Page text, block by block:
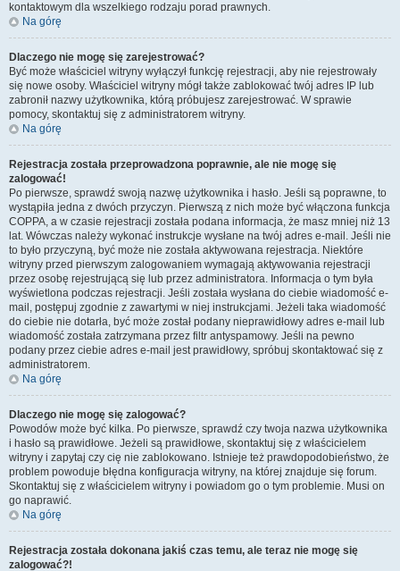
kontaktowym dla wszelkiego rodzaju porad prawnych.
Na górę
Dlaczego nie mogę się zarejestrować?
Być może właściciel witryny wyłączył funkcję rejestracji, aby nie rejestrowały
się nowe osoby. Właściciel witryny mógł także zablokować twój adres IP lub
zabronił nazwy użytkownika, którą próbujesz zarejestrować. W sprawie
pomocy, skontaktuj się z administratorem witryny.
Na górę
Rejestracja została przeprowadzona poprawnie, ale nie mogę się
zalogować!
Po pierwsze, sprawdź swoją nazwę użytkownika i hasło. Jeśli są poprawne, to
wystąpiła jedna z dwóch przyczyn. Pierwszą z nich może być włączona funkcja
COPPA, a w czasie rejestracji została podana informacja, że masz mniej niż 13
lat. Wówczas należy wykonać instrukcje wysłane na twój adres e-mail. Jeśli nie
to było przyczyną, być może nie została aktywowana rejestracja. Niektóre
witryny przed pierwszym zalogowaniem wymagają aktywowania rejestracji
przez osobę rejestrującą się lub przez administratora. Informacja o tym była
wyświetlona podczas rejestracji. Jeśli została wysłana do ciebie wiadomość e-
mail, postępuj zgodnie z zawartymi w niej instrukcjami. Jeżeli taka wiadomość
do ciebie nie dotarła, być może został podany nieprawidłowy adres e-mail lub
wiadomość została zatrzymana przez filtr antyspamowy. Jeśli na pewno
podany przez ciebie adres e-mail jest prawidłowy, spróbuj skontaktować się z
administratorem.
Na górę
Dlaczego nie mogę się zalogować?
Powodów może być kilka. Po pierwsze, sprawdź czy twoja nazwa użytkownika
i hasło są prawidłowe. Jeżeli są prawidłowe, skontaktuj się z właścicielem
witryny i zapytaj czy cię nie zablokowano. Istnieje też prawdopodobieństwo, że
problem powoduje błędna konfiguracja witryny, na której znajduje się forum.
Skontaktuj się z właścicielem witryny i powiadom go o tym problemie. Musi on
go naprawić.
Na górę
Rejestracja została dokonana jakiś czas temu, ale teraz nie mogę się
zalogować?!